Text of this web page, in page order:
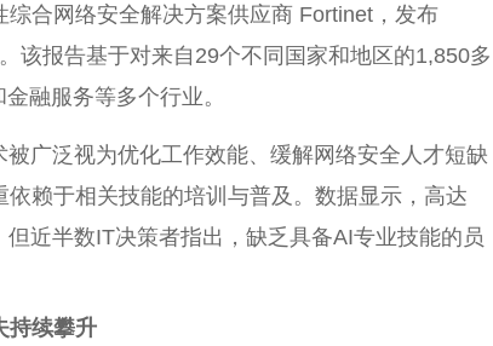
合网络安全解决方案供应商 Fortinet，发布
该报告基于对来自29个不同国家和地区的1,850多
融服务等多个行业。
广泛视为优化工作效能、缓解网络安全人才短缺
赖于相关技能的培训与普及。数据显示，高达
近半数IT决策者指出，缺乏具备AI专业技能的员
持续攀升